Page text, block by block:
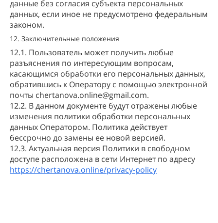
данные без согласия субъекта персональных
данных, если иное не предусмотрено федеральным
законом.
12. Заключительные положения
12.1. Пользователь может получить любые
разъяснения по интересующим вопросам,
касающимся обработки его персональных данных,
обратившись к Оператору с помощью электронной
почты chertanova.online@gmail.com.
12.2. В данном документе будут отражены любые
изменения политики обработки персональных
данных Оператором. Политика действует
бессрочно до замены ее новой версией.
12.3. Актуальная версия Политики в свободном
доступе расположена в сети Интернет по адресу
https://chertanova.online/privacy-policy